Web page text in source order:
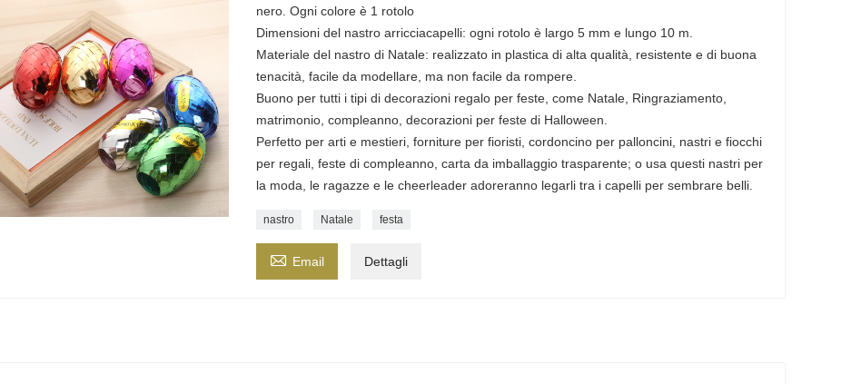
nero. Ogni colore è 1 rotolo
Dimensioni del nastro arricciacapelli: ogni rotolo è largo 5 mm e lungo 10 m.
Materiale del nastro di Natale: realizzato in plastica di alta qualità, resistente e di buona
tenacità, facile da modellare, ma non facile da rompere.
Buono per tutti i tipi di decorazioni regalo per feste, come Natale, Ringraziamento,
matrimonio, compleanno, decorazioni per feste di Halloween.
Perfetto per arti e mestieri, forniture per fioristi, cordoncino per palloncini, nastri e fiocchi
per regali, feste di compleanno, carta da imballaggio trasparente; o usa questi nastri per
la moda, le ragazze e le cheerleader adoreranno legarli tra i capelli per sembrare belli.
nastro Natale festa
 Email Dettagli